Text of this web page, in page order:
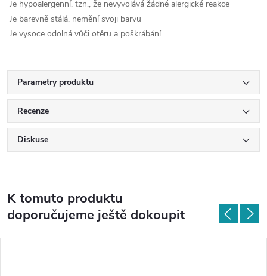
Je hypoalergenní, tzn., že nevyvolává žádné alergické reakce
Je barevně stálá, nemění svoji barvu
Je vysoce odolná vůči otěru a poškrábání
Parametry produktu
Recenze
Diskuse
K tomuto produktu
doporučujeme ještě dokoupit